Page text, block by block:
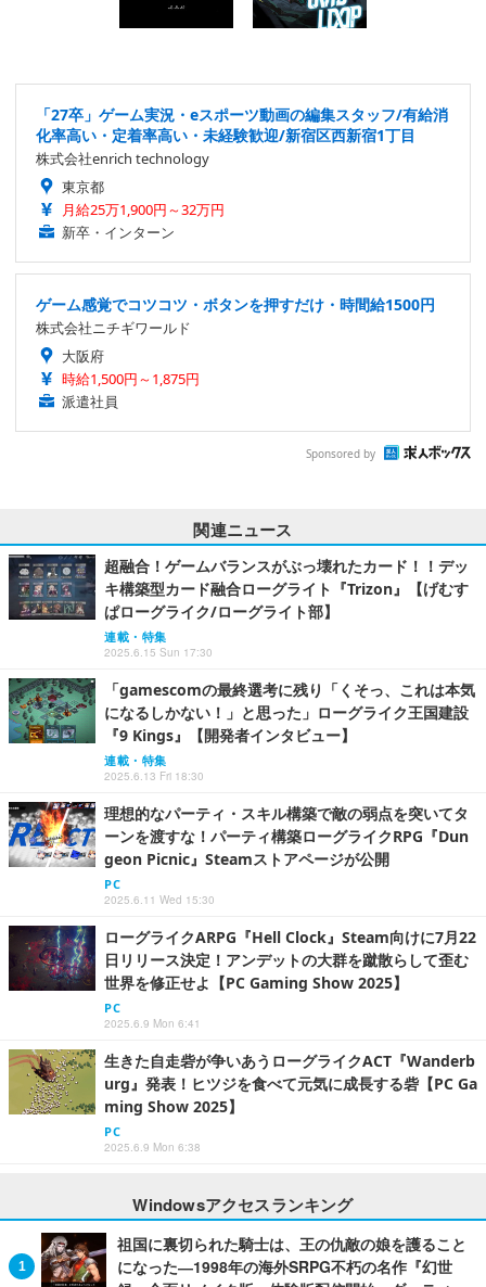
「27卒」ゲーム実況・eスポーツ動画の編集スタッフ/有給消
化率高い・定着率高い・未経験歓迎/新宿区西新宿1丁目
株式会社enrich technology
東京都
月給25万1,900円～32万円
新卒・インターン
ゲーム感覚でコツコツ・ボタンを押すだけ・時間給1500円
株式会社ニチギワールド
大阪府
時給1,500円～1,875円
派遣社員
Sponsored by
関連ニュース
超融合！ゲームバランスがぶっ壊れたカード！！デッ
キ構築型カード融合ローグライト『Trizon』【げむす
ぱローグライク/ローグライト部】
連載・特集
2025.6.15 Sun 17:30
「gamescomの最終選考に残り「くそっ、これは本気
になるしかない！」と思った」ローグライク王国建設
『9 Kings』【開発者インタビュー】
連載・特集
2025.6.13 Fri 18:30
理想的なパーティ・スキル構築で敵の弱点を突いてタ
ーンを渡すな！パーティ構築ローグライクRPG『Dun
geon Picnic』Steamストアページが公開
PC
2025.6.11 Wed 15:30
ローグライクARPG『Hell Clock』Steam向けに7月22
日リリース決定！アンデットの大群を蹴散らして歪む
世界を修正せよ【PC Gaming Show 2025】
PC
2025.6.9 Mon 6:41
生きた自走砦が争いあうローグライクACT『Wanderb
urg』発表！ヒツジを食べて元気に成長する砦【PC Ga
ming Show 2025】
PC
2025.6.9 Mon 6:38
Windowsアクセスランキング
祖国に裏切られた騎士は、王の仇敵の娘を護ること
になった―1998年の海外SRPG不朽の名作『幻世